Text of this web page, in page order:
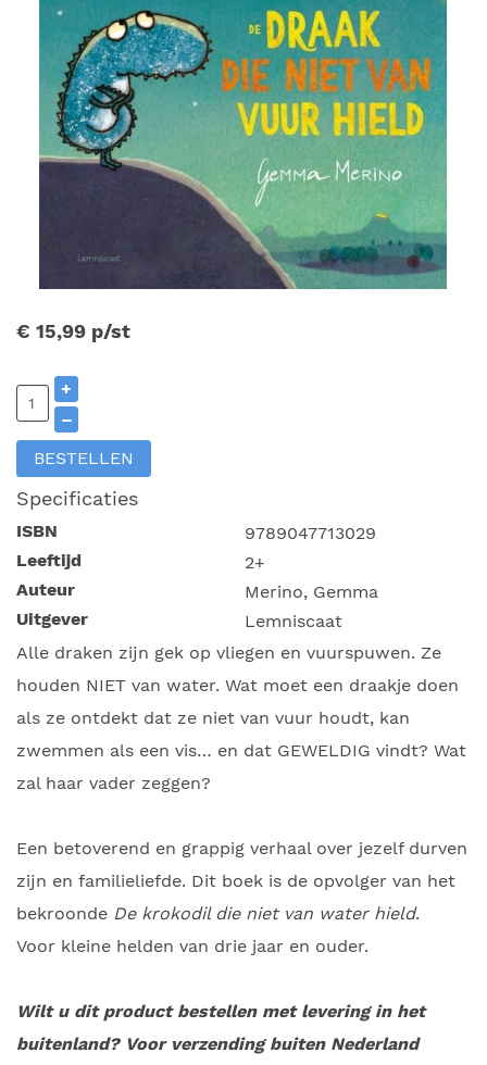
€ 15,99 p/st
+
–
BESTELLEN
Specificaties
ISBN
9789047713029
Leeftijd
2+
Auteur
Merino, Gemma
Uitgever
Lemniscaat
Alle draken zijn gek op vliegen en vuurspuwen. Ze
houden NIET van water. Wat moet een draakje doen
als ze ontdekt dat ze niet van vuur houdt, kan
zwemmen als een vis… en dat GEWELDIG vindt? Wat
zal haar vader zeggen?
Een betoverend en grappig verhaal over jezelf durven
zijn en familieliefde. Dit boek is de opvolger van het
bekroonde De krokodil die niet van water hield.
Voor kleine helden van drie jaar en ouder.
Wilt u dit product bestellen met levering in het
buitenland? Voor verzending buiten Nederland